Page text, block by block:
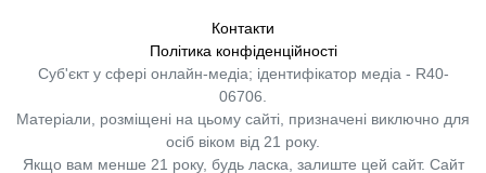
Контакти
Політика конфіденційності
Суб'єкт у сфері онлайн-медіа; ідентифікатор медіа - R40-
06706.
Матеріали, розміщені на цьому сайті, призначені виключно для
осіб віком від 21 року.
Якщо вам менше 21 року, будь ласка, залиште цей сайт. Сайт